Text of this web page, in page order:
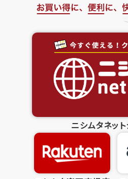
ニシムタネット